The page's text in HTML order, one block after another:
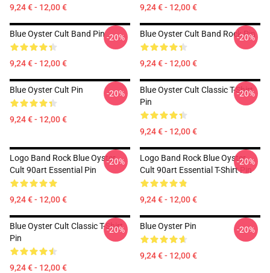
9,24 € - 12,00 € 9,24 € - 12,00 €
Blue Oyster Cult Band Pin
9,24 € - 12,00 €
-20% Blue Oyster Cult Band Rock Pin
9,24 € - 12,00 €
-20%
Blue Oyster Cult Pin
9,24 € - 12,00 €
-20%
Blue Oyster Cult Classic T-Shirt
Pin
9,24 € - 12,00 €
-20%
Logo Band Rock Blue Oyster
Cult 90art Essential Pin
9,24 € - 12,00 €
-20%
Logo Band Rock Blue Oyster
Cult 90art Essential T-Shirt Pin
9,24 € - 12,00 €
-20%
Blue Oyster Cult Classic T-Shirt
Pin
9,24 € - 12,00 €
-20% Blue Oyster Pin
9,24 € - 12,00 €
-20%